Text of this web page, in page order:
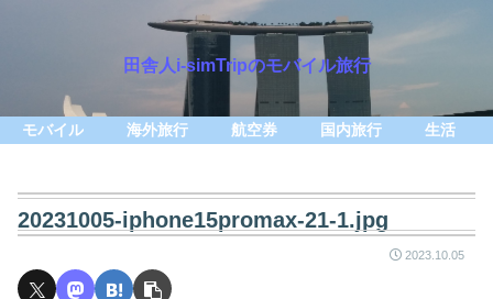
田舎人i-simTripのモバイル旅行
モバイル 海外旅行 航空券 国内旅行 生活
20231005-iphone15promax-21-1.jpg
2023.10.05